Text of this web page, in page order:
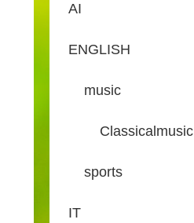
AI
ENGLISH
music
Classicalmusic
sports
IT